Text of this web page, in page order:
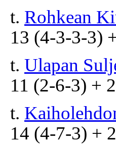
t. Rohkean
13 (4-3-3-3)
t. Ulapan
11 (2-6-3) +
t.
14 (4-7-3) +